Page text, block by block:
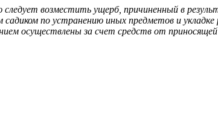
возместить ущерб, причиненный в
по устранению иных предметов и укладке
осуществлены за счет средств от